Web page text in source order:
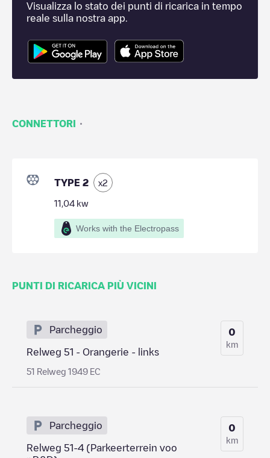
Visualizza lo stato dei punti di ricarica in tempo
reale sulla nostra app.
CONNETTORI ·
TYPE 2 x2
11,04 kw
Works with the Electropass
PUNTI DI RICARICA PIÙ VICINI
Parcheggio
Relweg 51 - Orangerie - links
51 Relweg 1949 EC
0
km
Parcheggio
Relweg 51-4 (Parkeerterrein voo
0
km